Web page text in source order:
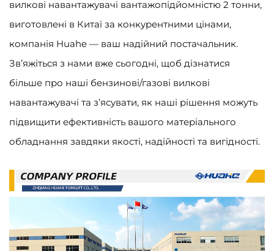
вилкові навантажувачі вантажопідйомністю 2 тонни,
виготовлені в Китаї за конкурентними цінами,
компанія Huahe — ваш надійний постачальник.
Зв’яжіться з нами вже сьогодні, щоб дізнатися
більше про наші бензинові/газові вилкові
навантажувачі та з’ясувати, як наші рішення можуть
підвищити ефективність вашого матеріального
обладнання завдяки якості, надійності та вигідності.